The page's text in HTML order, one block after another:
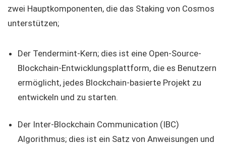
zwei Hauptkomponenten, die das Staking von Cosmos
unterstützen;
Der Tendermint-Kern; dies ist eine Open-Source-
Blockchain-Entwicklungsplattform, die es Benutzern
ermöglicht, jedes Blockchain-basierte Projekt zu
entwickeln und zu starten.
Der Inter-Blockchain Communication (IBC)
Algorithmus; dies ist ein Satz von Anweisungen und